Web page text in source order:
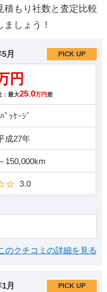
積もり社数と査定比較
しょう！
月 PICK UP
円
：最大25.0万円差
ﾟｯｹｰｼﾞ
成27年
150,000km
3.0
のクチコミの詳細を見る
月 PICK UP